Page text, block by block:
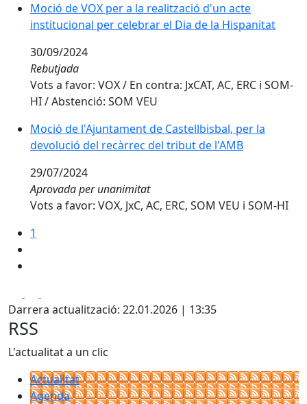
Moció de VOX per a la realització d'un acte
institucional per celebrar el Dia de la Hispanitat
30/09/2024
Rebutjada
Vots a favor: VOX / En contra: JxCAT, AC, ERC i SOM-
HI / Abstenció: SOM VEU
Moció de l'Ajuntament de Castellbisbal, per la
devolució del recàrrec del tribut de l'AMB
29/07/2024
Aprovada per unanimitat
Vots a favor: VOX, JxC, AC, ERC, SOM VEU i SOM-HI
1
Darrera actualització: 22.01.2026 | 13:35
RSS
L'actualitat a un clic
Actualitat
Agenda